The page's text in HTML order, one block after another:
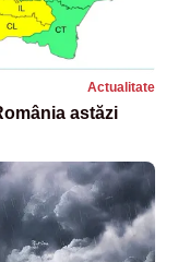
Actualitate
astăzi